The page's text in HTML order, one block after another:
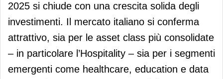
2025 si chiude con una crescita solida degli
investimenti. Il mercato italiano si conferma
attrattivo, sia per le asset class più consolidate
– in particolare l’Hospitality – sia per i segmenti
emergenti come healthcare, education e data